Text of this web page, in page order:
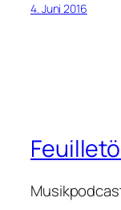
4. Juni 2016